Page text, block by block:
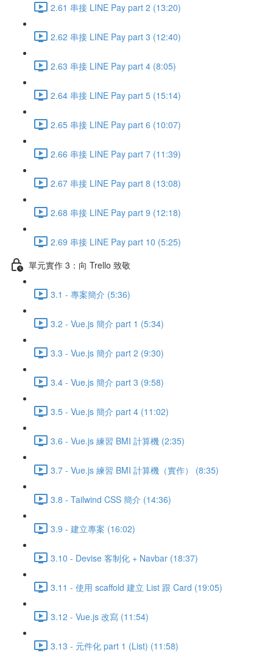
2.61 串接 LINE Pay part 2 (13:20)
2.62 串接 LINE Pay part 3 (12:40)
2.63 串接 LINE Pay part 4 (8:05)
2.64 串接 LINE Pay part 5 (15:14)
2.65 串接 LINE Pay part 6 (10:07)
2.66 串接 LINE Pay part 7 (11:39)
2.67 串接 LINE Pay part 8 (13:08)
2.68 串接 LINE Pay part 9 (12:18)
2.69 串接 LINE Pay part 10 (5:25)
單元實作 3：向 Trello 致敬
3.1 - 專案簡介 (5:36)
3.2 - Vue.js 簡介 part 1 (5:34)
3.3 - Vue.js 簡介 part 2 (9:30)
3.4 - Vue.js 簡介 part 3 (9:58)
3.5 - Vue.js 簡介 part 4 (11:02)
3.6 - Vue.js 練習 BMI 計算機 (2:35)
3.7 - Vue.js 練習 BMI 計算機（實作） (8:35)
3.8 - Tailwind CSS 簡介 (14:36)
3.9 - 建立專案 (16:02)
3.10 - Devise 客制化 + Navbar (18:37)
3.11 - 使用 scaffold 建立 List 跟 Card (19:05)
3.12 - Vue.js 改寫 (11:54)
3.13 - 元件化 part 1 (List) (11:58)